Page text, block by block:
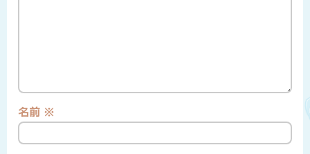
名前 ※